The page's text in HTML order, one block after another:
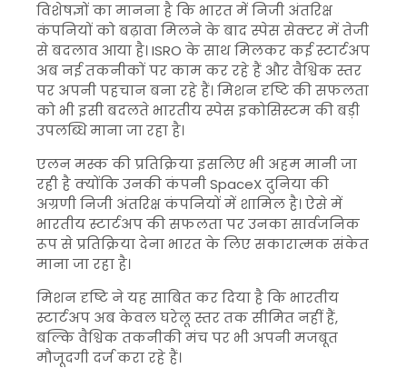
विशेषज्ञों का मानना है कि भारत में निजी अंतरिक्ष
कंपनियों को बढ़ावा मिलने के बाद स्पेस सेक्टर में तेजी
से बदलाव आया है। ISRO के साथ मिलकर कई स्टार्टअप
अब नई तकनीकों पर काम कर रहे हैं और वैश्विक स्तर
पर अपनी पहचान बना रहे हैं। मिशन दृष्टि की सफलता
को भी इसी बदलते भारतीय स्पेस इकोसिस्टम की बड़ी
उपलब्धि माना जा रहा है।
एलन मस्क की प्रतिक्रिया इसलिए भी अहम मानी जा
रही है क्योंकि उनकी कंपनी SpaceX दुनिया की
अग्रणी निजी अंतरिक्ष कंपनियों में शामिल है। ऐसे में
भारतीय स्टार्टअप की सफलता पर उनका सार्वजनिक
रूप से प्रतिक्रिया देना भारत के लिए सकारात्मक संकेत
माना जा रहा है।
मिशन दृष्टि ने यह साबित कर दिया है कि भारतीय
स्टार्टअप अब केवल घरेलू स्तर तक सीमित नहीं हैं,
बल्कि वैश्विक तकनीकी मंच पर भी अपनी मजबूत
मौजूदगी दर्ज करा रहे हैं।